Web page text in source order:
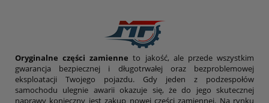
Oryginalne części zamienne to jakość, ale przede wszystkim
gwarancja bezpiecznej i długotrwałej oraz bezproblemowej
eksploatacji Twojego pojazdu. Gdy jeden z podzespołów
samochodu ulegnie awarii okazuje się, że do jego skutecznej
naprawy konieczny jest zakup nowej części zamiennej. Na rynku